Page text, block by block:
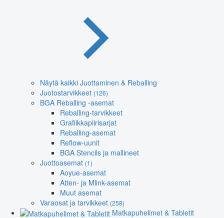
Näytä kaikki Juottaminen & Reballing
Juotostarvikkeet (126)
BGA Reballing -asemat
Reballing-tarvikkeet
Grafiikkapiirisarjat
Reballing-asemat
Reflow-uunit
BGA Stencils ja mallineet
Juottoasemat (1)
Aoyue-asemat
Atten- ja Mlink-asemat
Muut asemat
Varaosat ja tarvikkeet (258)
Matkapuhelimet & Tabletit